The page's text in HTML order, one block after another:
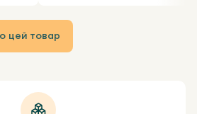
цей товар